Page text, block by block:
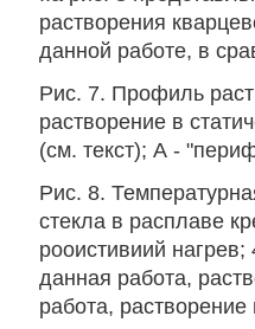
растворения
данной работе, в
Рис. 7. Профиль
растворение в
(см. текст); А -
Рис. 8.
стекла в расплаве
рооистивиий
данная работа,
работа,